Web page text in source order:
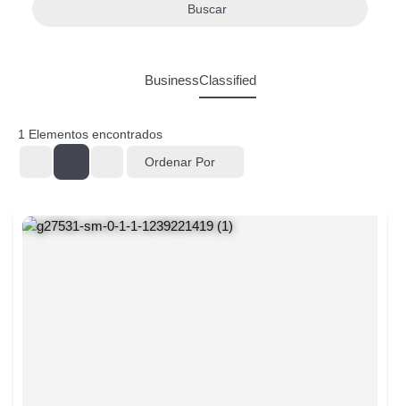
Buscar
BusinessClassified
1 Elementos encontrados
Ordenar Por